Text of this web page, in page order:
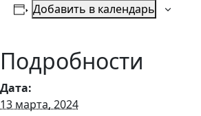
Добавить в календарь
Подробности
Дата:
13 марта, 2024